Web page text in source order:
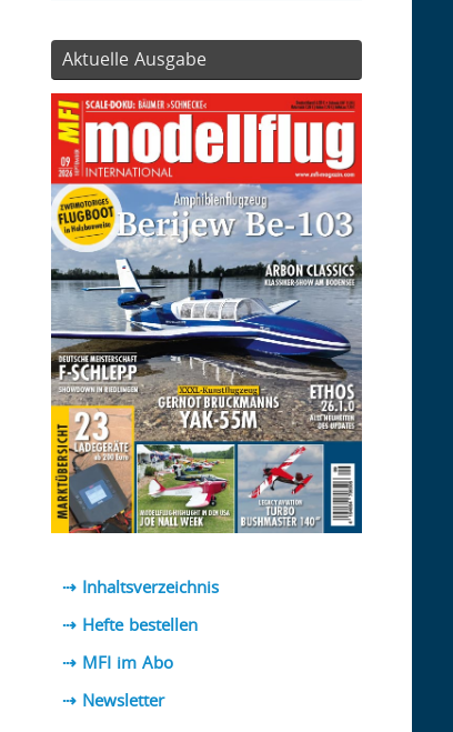
Aktuelle Ausgabe
⇢ Inhaltsverzeichnis
⇢ Hefte bestellen
⇢ MFI im Abo
⇢ Newsletter